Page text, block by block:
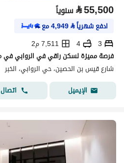
⃁55,500 سنوياً
ادفع شهرياً⃁
4,949مع
3
4
7,511 م2
شارع قيس بن الحصين، حي الروابي، الخبر
الإيميل
اتصال